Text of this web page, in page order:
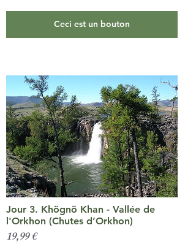
Ceci est un bouton
Jour 3. Khögnö Khan - Vallée de
l'Orkhon (Chutes d’Orkhon)
19,99 €